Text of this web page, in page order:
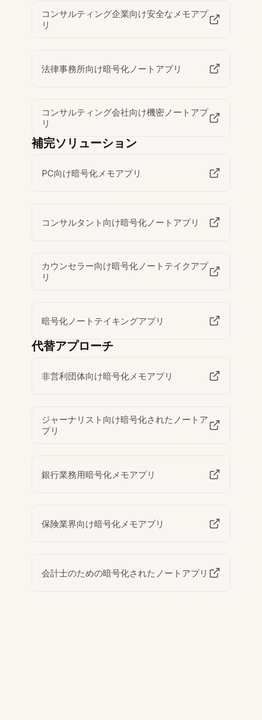
コンサルティング企業向け安全なメモアプ
リ
法律事務所向け暗号化ノートアプリ
コンサルティング会社向け機密ノートアプ
リ
補完ソリューション
PC向け暗号化メモアプリ
コンサルタント向け暗号化ノートアプリ
カウンセラー向け暗号化ノートテイクアプ
リ
暗号化ノートテイキングアプリ
代替アプローチ
非営利団体向け暗号化メモアプリ
ジャーナリスト向け暗号化されたノートア
プリ
銀行業務用暗号化メモアプリ
保険業界向け暗号化メモアプリ
会計士のための暗号化されたノートアプリ